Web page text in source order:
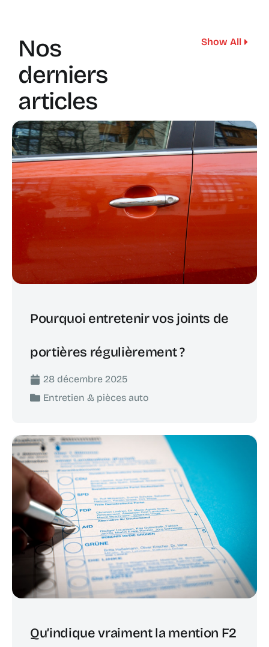
Nos
derniers
articles
Show All
Pourquoi entretenir vos joints de
portières régulièrement ?
28 décembre 2025
Entretien & pièces auto
Qu’indique vraiment la mention F2